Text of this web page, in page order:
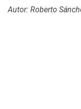
Autor: Roberto